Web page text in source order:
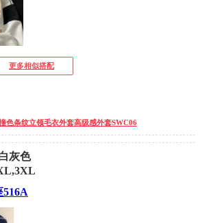
更多相似搭配
色条纹立领毛衣外套高级感外套SWC06
灰色
516A